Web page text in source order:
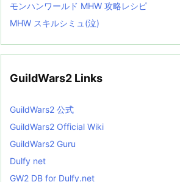
モンハンワールド MHW 攻略レシピ
MHW スキルシミュ(泣)
GuildWars2 Links
GuildWars2 公式
GuildWars2 Official Wiki
GuildWars2 Guru
Dulfy net
GW2 DB for Dulfy.net